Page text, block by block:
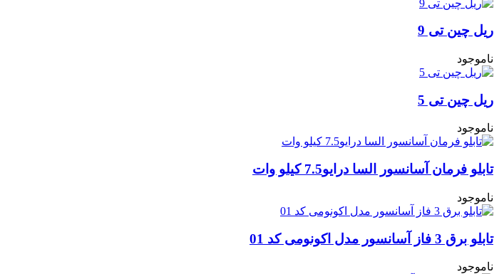
ریل چین تی 9
ناموجود
ریل چین تی 5
ناموجود
تابلو فرمان آسانسور السا درایو7.5 کیلو وات
ناموجود
تابلو برق 3 فاز آسانسور مدل اکونومی کد 01
ناموجود